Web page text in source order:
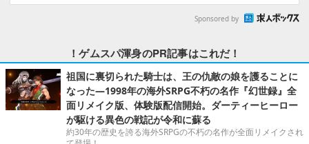
Sponsored by
！ゲムスパ渾身のPR記事はこれだ！
祖国に裏切られた騎士は、王の仇敵の娘を護ることに
なった―1998年の海外SRPG不朽の名作『幻世録』全
面リメイク版、体験版配信開始。ダーティーヒーロー
が駆ける異色の戦記が令和に蘇る
約30年の歴史を誇る海外SRPGの不朽の名作が全面リメイクされ